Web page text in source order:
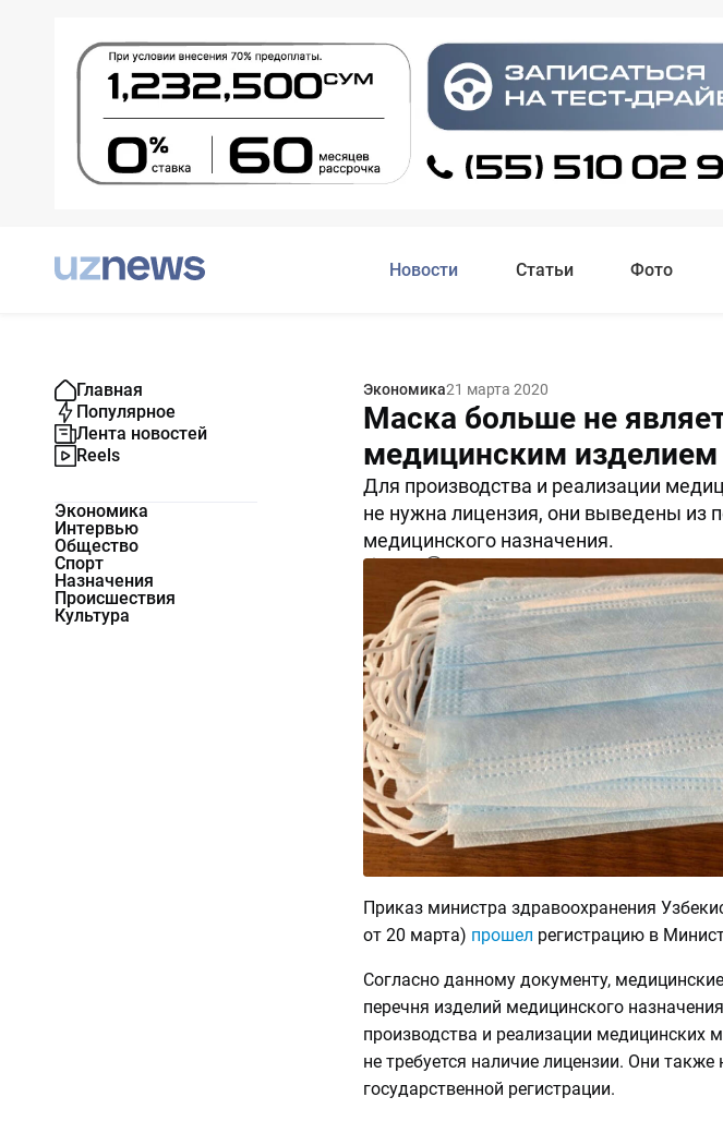
Новости Статьи Фото
Главная
Популярное
Лента новостей
Reels
Экономика
Интервью
Общество
Спорт
Назначения
Происшествия
Культура
Экономика21 марта 2020
Маска больше не
медицинским изделием
Для производства и реализации
не нужна лицензия, они выведены из
медицинского назначения.
Приказ министра здравоохранения
от 20 марта) прошел регистрацию в
Согласно данному документу,
перечня изделий медицинского
производства и реализации медицинских
не требуется наличие лицензии. Они также
государственной регистрации.